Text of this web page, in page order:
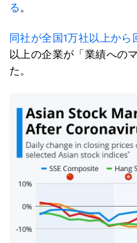
る。
同社が全国1万社以上から
以上の企業が「業績への
た。